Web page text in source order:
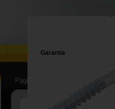
Garantia
Página Inicial | Parafusos e